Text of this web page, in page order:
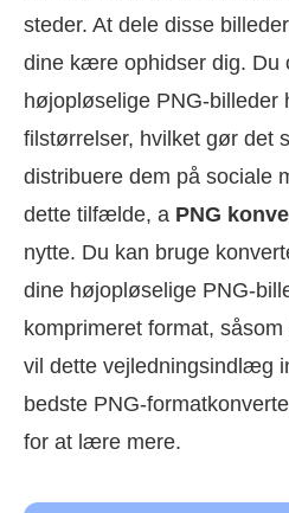
steder. At dele disse
dine kære ophidser dig. Du
højopløselige PNG-billeder
filstørrelser, hvilket gør det
distribuere dem på sociale
dette tilfælde, a PNG
nytte. Du kan bruge
dine højopløselige PNG-
komprimeret format,
vil dette vejledningsindlæg
bedste PNG-
for at lære mere.